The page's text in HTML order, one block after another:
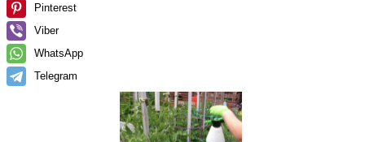
Pinterest
Viber
WhatsApp
Telegram